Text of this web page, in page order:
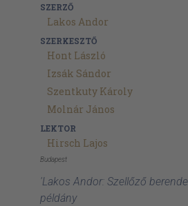
SZERZŐ
Lakos Andor
SZERKESZTŐ
Hont László
Izsák Sándor
Szentkuty Károly
Molnár János
LEKTOR
Hirsch Lajos
Budapest
'Lakos Andor: Szellőző
példány